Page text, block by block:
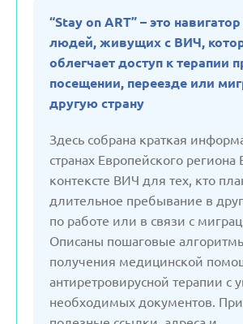
“Stay on ART” – это
людей, живущих с ВИЧ,
облегчает доступ к терапии
посещении, переезде или
другую страну
Здесь собрана краткая
странах Европейского региона
контексте ВИЧ для тех, кто
длительное пребывание в
по работе или в связи с
Описаны пошаговые
получения медицинской
антиретровирусной терапии с
необходимых документов.
Великобритания
Германия
Грузия
Дания
Италия